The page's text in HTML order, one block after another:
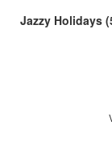
Jazzy Holidays